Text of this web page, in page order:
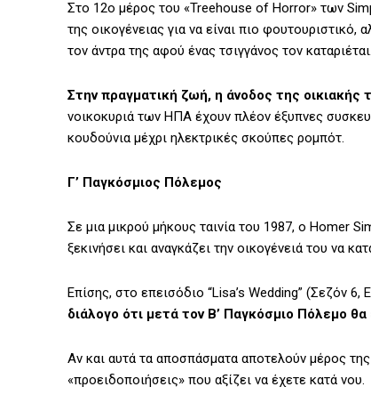
Στο 12ο μέρος του «Treehouse of Horror» των
της οικογένειας για να είναι πιο
τον άντρα της αφού ένας τσιγγάνος τον καταριέται.
Στην πραγματική ζωή, η άνοδος της οικιακής
νοικοκυριά των ΗΠΑ έχουν πλέον έξυπνες
κουδούνια μέχρι ηλεκτρικές σκούπες ρομπότ.
Γ’ Παγκόσμιος Πόλεμος
Σε μια μικρού μήκους ταινία του 1987, ο Homer
ξεκινήσει και αναγκάζει την οικογένειά του να
Επίσης, στο επεισόδιο “Lisa’s Wedding” (Σεζόν
διάλογο ότι μετά τον Β’ Παγκόσμιο Πόλεμο
Αν και αυτά τα αποσπάσματα αποτελούν μέρος
«προειδοποιήσεις» που αξίζει να έχετε κατά νου.